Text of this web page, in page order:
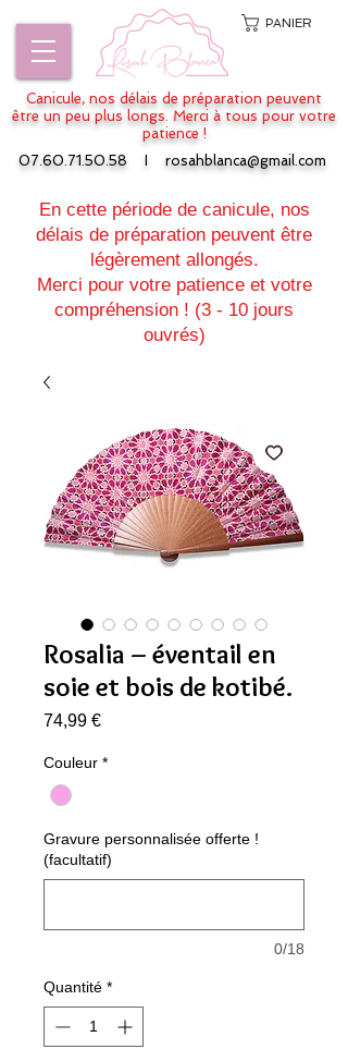
PANIER
Canicule, nos délais de préparation peuvent
être un peu plus longs. Merci à tous pour votre
patience !
07.60.71.50.58
rosahblanca@gmail.com
En cette période de canicule, nos
délais de préparation peuvent être
légèrement allongés.
Merci pour votre patience et votre
compréhension ! (3 - 10 jours
ouvrés)
Rosalia – éventail en
soie et bois de kotibé.
74,99 €Prix
Couleur *
Gravure personnalisée offerte !
(facultatif)
0/18
Quantité *